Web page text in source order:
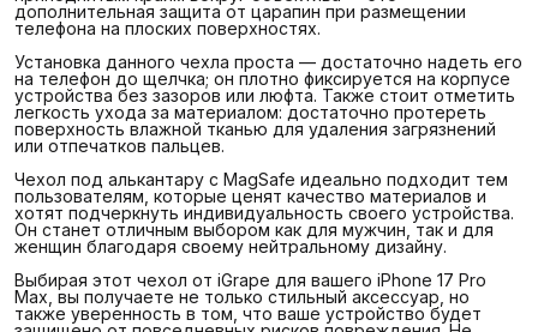
дополнительная защита от царапин при размещении
телефона на плоских поверхностях.
Установка данного чехла проста — достаточно надеть его
на телефон до щелчка; он плотно фиксируется на корпусе
устройства без зазоров или люфта. Также стоит отметить
легкость ухода за материалом: достаточно протереть
поверхность влажной тканью для удаления загрязнений
или отпечатков пальцев.
Чехол под алькантару с MagSafe идеально подходит тем
пользователям, которые ценят качество материалов и
хотят подчеркнуть индивидуальность своего устройства.
Он станет отличным выбором как для мужчин, так и для
женщин благодаря своему нейтральному дизайну.
Выбирая этот чехол от iGrape для вашего iPhone 17 Pro
Max, вы получаете не только стильный аксессуар, но
также уверенность в том, что ваше устройство будет